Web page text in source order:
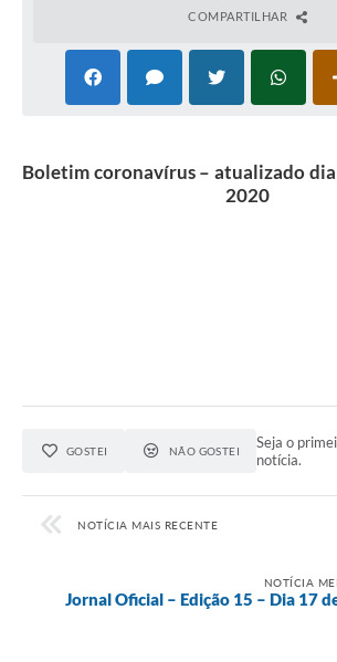
COMPARTILHAR
Boletim coronavírus – atualizado
2020
GOSTEI NÃO GOSTEI
Seja o
notícia.
NOTÍCIA MAIS RECENTE
NOTÍCIA
Jornal Oficial – Edição 15 – Dia 17